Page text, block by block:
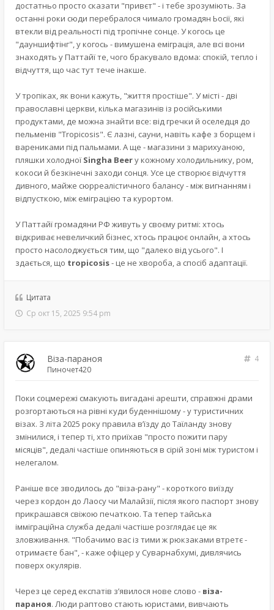
достатньо просто сказати "привєт" - і тебе зрозуміють. За
останні роки сюди перебралося чимало громадян Ьосії, які
втекли від реальності під тропічне сонце. У когось це
"дауншифтінг", у когось - вимушена еміграція, але всі вони
знаходять у Паттайї те, чого бракувало вдома: спокій, тепло і
відчуття, що час тут тече інакше.
У тропіках, як вони кажуть, "життя простіше". У місті - дві
православні церкви, кілька магазинів із російськими
продуктами, де можна знайти все: від гречки й оселедця до
пельменів "Tropicosis". Є лазні, сауни, навіть кафе з борщем і
варениками під пальмами. А ще - магазини з марихуаною,
пляшки холодноїSingha Beerу кожному холодильнику, ром,
кокоси й безкінечні заходи сонця. Усе це створює відчуття
дивного, майже сюрреалістичного балансу - між вигнанням і
відпусткою, між еміграцією та курортом.
У Паттайї громадяни РФ живуть у своєму ритмі: хтось
відкриває невеличкий бізнес, хтось працює онлайн, а хтось
просто насолоджується тим, що "далеко від усього". І
здається, що tropicosis- це не хвороба, а спосіб адаптації.
Цитата
Ср окт 15, 2025 9:54 pm
Віза-параноя
4
Пиночет420
Поки соцмережі смакують вигадані арешти, справжні драми
розгортаються на рівні куди буденнішому - у туристичних
візах. З літа 2025 року правила в’їзду до Таїланду знову
змінилися, і тепер ті, хто приїхав "просто пожити пару
місяців", дедалі частіше опиняються в сірій зоні між туристом і
нелегалом.
Раніше все зводилось до "віза-рану" - короткого виїзду
через кордон до Лаосу чи Малайзії, після якого паспорт знову
прикрашався свіжою печаткою. Та тепер тайська
імміграційна служба дедалі частіше розглядає це як
зловживання. "Побачимо вас із тими ж рюкзаками втретє -
отримаєте бан", - каже офіцер у Суварнабхумі, дивлячись
поверх окулярів.
Через це серед експатів з’явилося нове слово - віза-
параноя. Люди раптово стають юристами, вивчають